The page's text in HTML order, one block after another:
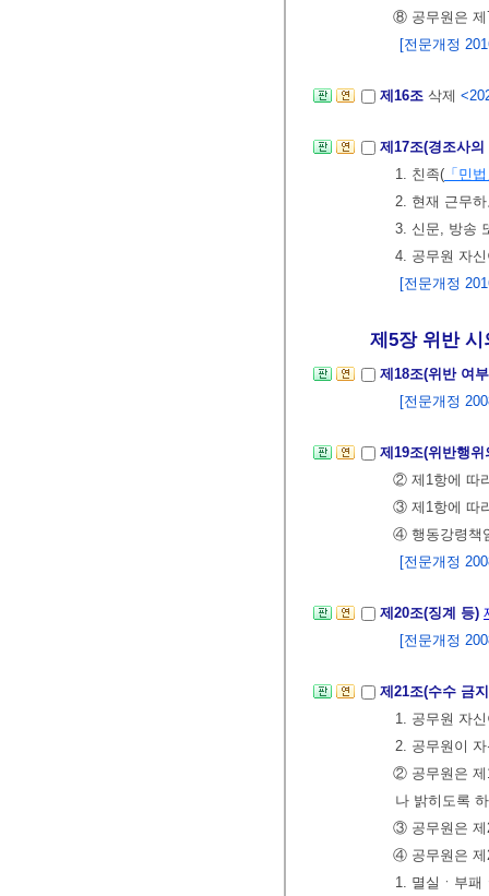
⑧ 공무원은 제
[전문개정
제16조 삭제
제17조(경조사
1. 친족( 「민
2. 현재 근무
3. 신문, 방송
4. 공무원 자
[전문개정
제5장 위반 시
제18조(위반 여
[전문개정
제19조(위반행
② 제1항에 따
③ 제1항에 따
④ 행동강령책
[전문개정
제20조(징계 등)
[전문개정
제21조(수수 금
1. 공무원 자
2. 공무원이
② 공무원은 제
나 밝히도록
③ 공무원은 제
④ 공무원은 제
1. 멸실ㆍ부패